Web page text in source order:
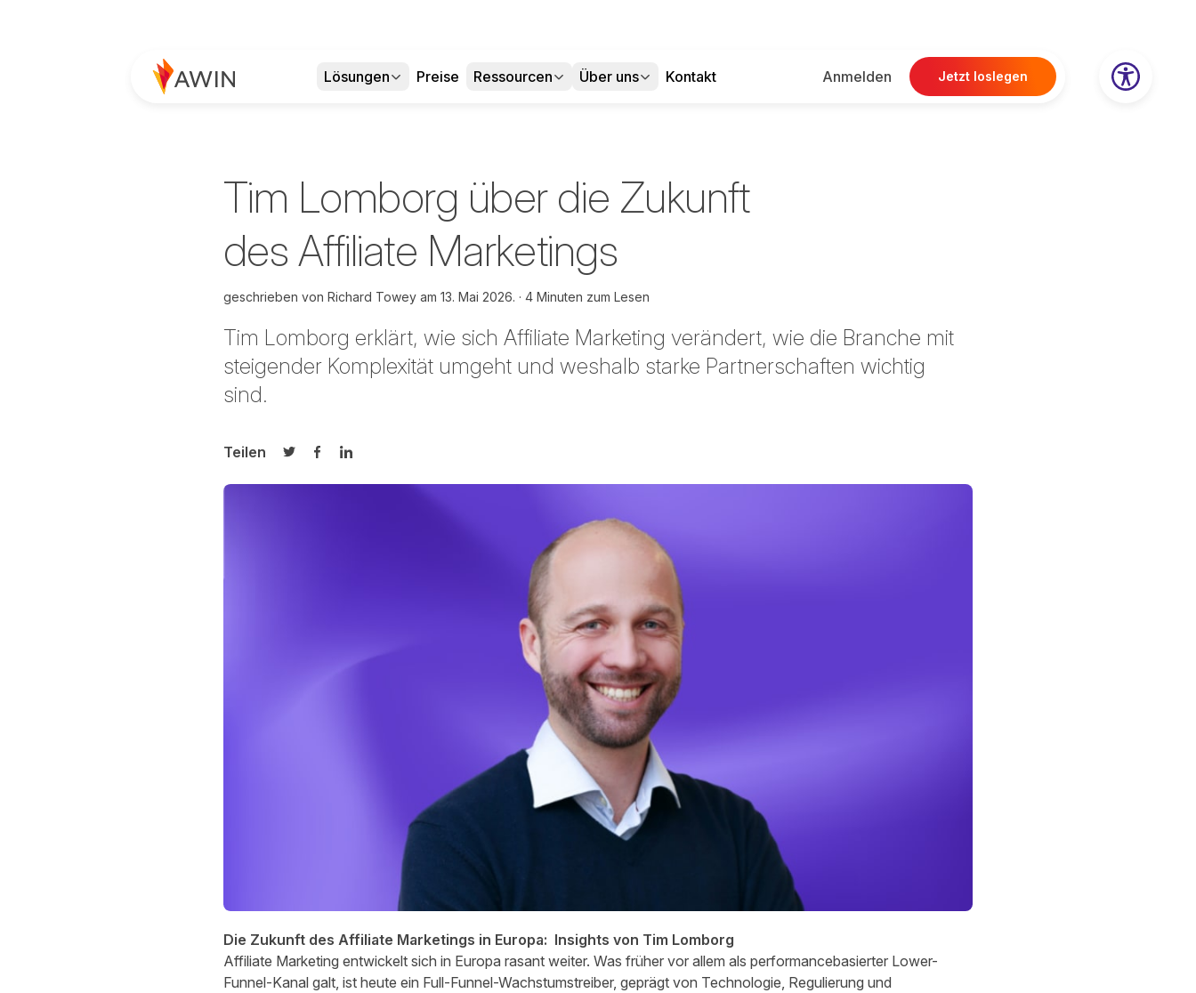
Lösungen Preise Ressourcen Über uns Kontakt Anmelden Jetzt loslegen
Tim Lomborg über die Zukunft
des Affiliate Marketings
geschrieben von Richard Towey am 13. Mai 2026. 4 Minuten zum Lesen
Tim Lomborg erklärt, wie sich Affiliate Marketing verändert, wie die Branche mit
steigender Komplexität umgeht und weshalb starke Partnerschaften wichtig
sind.
Teilen
Auf Twitter teilen
Auf Facebook teilen
Auf LinkedIn teilen
Die Zukunft des Affiliate Marketings in Europa: Insights von Tim Lomborg
Affiliate Marketing entwickelt sich in Europa rasant weiter. Was früher vor allem als performancebasierter Lower-
Funnel-Kanal galt, ist heute ein Full-Funnel-Wachstumstreiber, geprägt von Technologie, Regulierung und